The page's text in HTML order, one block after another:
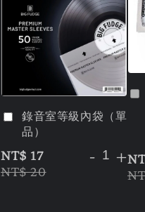
錄音室等級內袋（單
品）
NT$ 17
NT$ 20
- +